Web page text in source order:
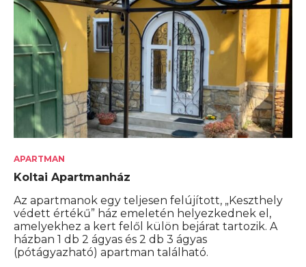
APARTMAN
Koltai Apartmanház
Az apartmanok egy teljesen felújított, „Keszthely
védett értékű” ház emeletén helyezkednek el,
amelyekhez a kert felől külön bejárat tartozik. A
házban 1 db 2 ágyas és 2 db 3 ágyas
(pótágyazható) apartman található.